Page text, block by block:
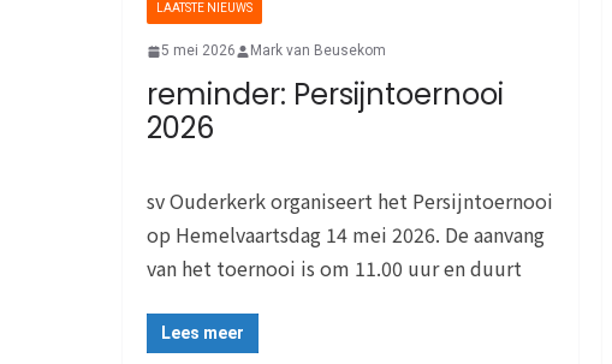
LAATSTE NIEUWS
5 mei 2026 Mark van Beusekom
reminder: Persijntoernooi
2026
sv Ouderkerk organiseert het Persijntoernooi
op Hemelvaartsdag 14 mei 2026. De aanvang
van het toernooi is om 11.00 uur en duurt
Lees meer